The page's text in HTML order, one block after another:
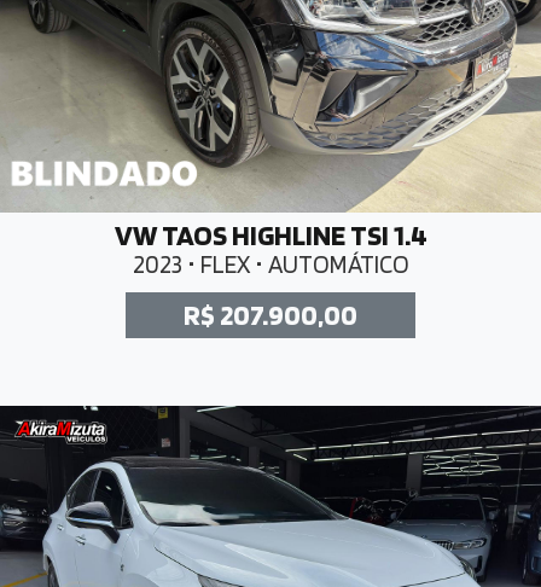
VW TAOS HIGHLINE TSI 1.4
2023 • FLEX • AUTOMÁTICO
R$ 207.900,00